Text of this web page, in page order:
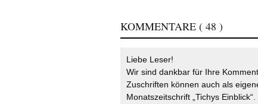
KOMMENTARE ( 48 )
Liebe Leser!
Wir sind dankbar für Ihre
Zuschriften können auch als
Monatszeitschrift „Tichys Einblick“.